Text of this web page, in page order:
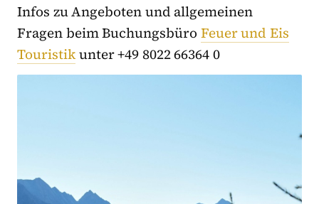
Infos zu Angeboten und allgemeinen
Fragen beim Buchungsbüro Feuer und Eis
Touristikunter +49 8022 66364 0